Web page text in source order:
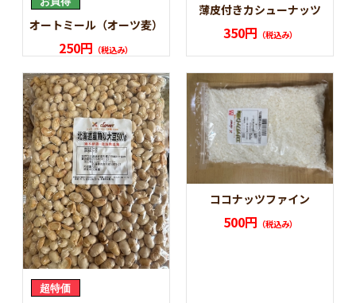
オートミール（オーツ麦）
250円 （税込み）
薄皮付きカシューナッツ
350円 （税込み）
ココナッツファイン
500円 （税込み）